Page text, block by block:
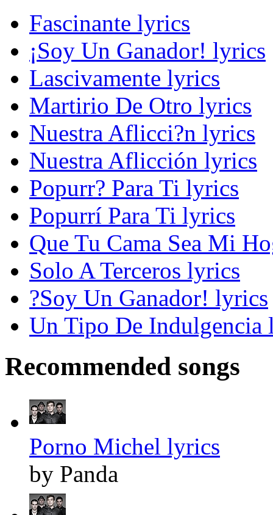
Fascinante lyrics
¡Soy Un Ganador! lyrics
Lascivamente lyrics
Martirio De Otro lyrics
Nuestra Aflicci?n lyrics
Nuestra Aflicción lyrics
Popurr? Para Ti lyrics
Popurrí Para Ti lyrics
Que Tu Cama Sea Mi
Solo A Terceros lyrics
?Soy Un Ganador! lyrics
Un Tipo De Indulgencia
Recommended songs
Porno Michel lyrics
by Panda